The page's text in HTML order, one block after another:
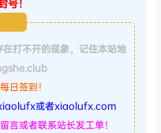
！
打不开的现象，记住本站地
日签到！
xiaolufx或者xiaolufx.com
言或者联系站长发工单！